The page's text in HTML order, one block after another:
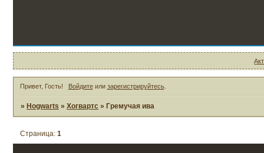
Привет, Гость! Войдитеили зарегистрируйтесь.
» Hogwarts »Хогвартс » Гремучая ива
Страница:1